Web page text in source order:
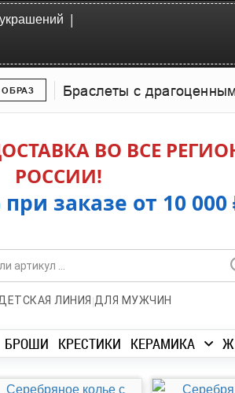
|
Браслеты с
ВО ВСЕ
РОССИИ!
заказе от 10 000
ЛИНИЯ |ДЛЯ МУЖЧИН
БРОШИ КРЕСТИКИ КЕРАМИКА